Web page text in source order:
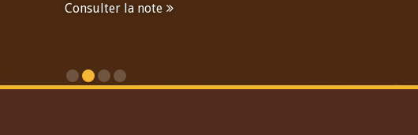
Consulter la note